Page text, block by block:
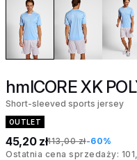
hmlCORE XK
Short-sleeved sports jersey
OUTLET
45,20 zł113,00 zł-60%
Ostatnia cena sprzedaży: